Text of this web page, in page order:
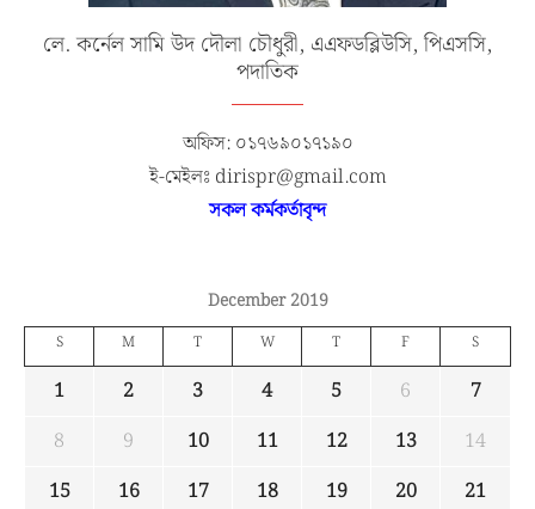
লে. কর্নেল সামি উদ দৌলা চৌধুরী, এএফডব্লিউসি, পিএসসি,
পদাতিক
অফিস: ০১৭৬৯০১৭১৯০
ই-মেইলঃ dirispr@gmail.com
সকল কর্মকর্তাবৃন্দ
December 2019
S M T W T F S
1 2 3 4 5 6
7
8
9 10 11 12 13
14
15
16 17 18 19 20
21